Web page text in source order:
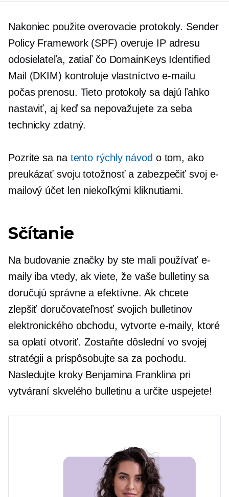
Nakoniec použite overovacie protokoly. Sender
Policy Framework (SPF) overuje IP adresu
odosielateľa, zatiaľ čo DomainKeys Identified
Mail (DKIM) kontroluje vlastníctvo e-mailu
počas prenosu. Tieto protokoly sa dajú ľahko
nastaviť, aj keď sa nepovažujete za seba
technicky zdatný.
Pozrite sa na tento rýchly návod o tom, ako
preukázať svoju totožnosť a zabezpečiť svoj e-
mailový účet len ​​niekoľkými kliknutiami.
Sčítanie
Na budovanie značky by ste mali používať e-
maily iba vtedy, ak viete, že vaše bulletiny sa
doručujú správne a efektívne. Ak chcete
zlepšiť doručovateľnosť svojich bulletinov
elektronického obchodu, vytvorte e-maily, ktoré
sa oplatí otvoriť. Zostaňte dôslední vo svojej
stratégii a prispôsobujte sa za pochodu.
Nasledujte kroky Benjamina Franklina pri
vytváraní skvelého bulletinu a určite uspejete!